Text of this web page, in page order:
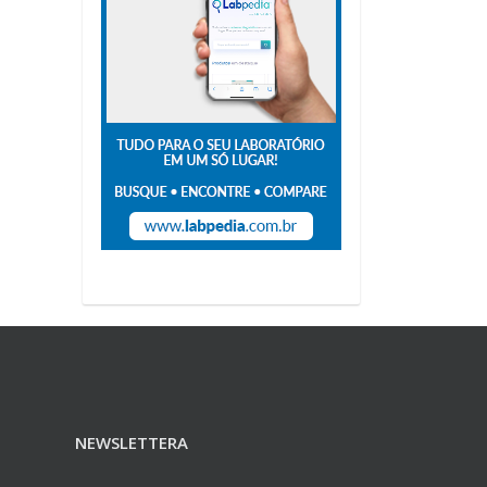
NEWSLETTERA